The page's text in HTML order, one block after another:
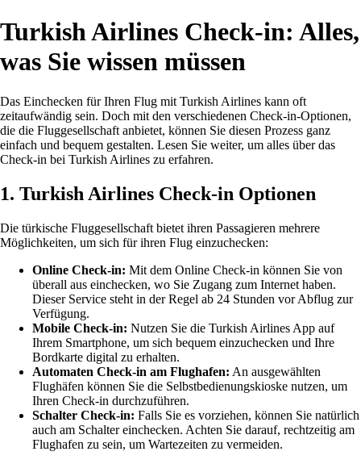
Turkish Airlines Check-in: Alles,
was Sie wissen müssen
Das Einchecken für Ihren Flug mit Turkish Airlines kann oft
zeitaufwändig sein. Doch mit den verschiedenen Check-in-Optionen,
die die Fluggesellschaft anbietet, können Sie diesen Prozess ganz
einfach und bequem gestalten. Lesen Sie weiter, um alles über das
Check-in bei Turkish Airlines zu erfahren.
1. Turkish Airlines Check-in Optionen
Die türkische Fluggesellschaft bietet ihren Passagieren mehrere
Möglichkeiten, um sich für ihren Flug einzuchecken:
Online Check-in: Mit dem Online Check-in können Sie von
überall aus einchecken, wo Sie Zugang zum Internet haben.
Dieser Service steht in der Regel ab 24 Stunden vor Abflug zur
Verfügung.
Mobile Check-in: Nutzen Sie die Turkish Airlines App auf
Ihrem Smartphone, um sich bequem einzuchecken und Ihre
Bordkarte digital zu erhalten.
Automaten Check-in am Flughafen: An ausgewählten
Flughäfen können Sie die Selbstbedienungskioske nutzen, um
Ihren Check-in durchzuführen.
Schalter Check-in: Falls Sie es vorziehen, können Sie natürlich
auch am Schalter einchecken. Achten Sie darauf, rechtzeitig am
Flughafen zu sein, um Wartezeiten zu vermeiden.